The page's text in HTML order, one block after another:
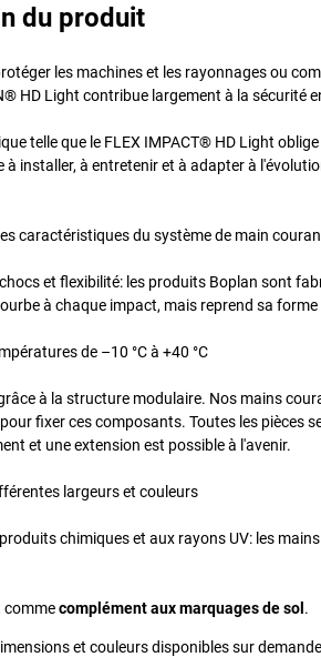
du produit
les machines et les rayonnages ou
HD Light contribue largement à la sécurité
telle que le FLEX IMPACT® HD Light
à installer, à entretenir et à adapter à
caractéristiques du système de main
et flexibilité: les produits Boplan sont
à chaque impact, mais reprend sa
de –10 °C à +40 °C
à la structure modulaire. Nos mains
fixer ces composants. Toutes les pièces
et une extension est possible à l'avenir.
largeurs et couleurs
chimiques et aux rayons UV: les
commecomplément aux marquages de sol .
et couleurs disponibles sur